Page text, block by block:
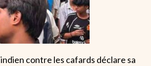
contre les cafards déclare sa